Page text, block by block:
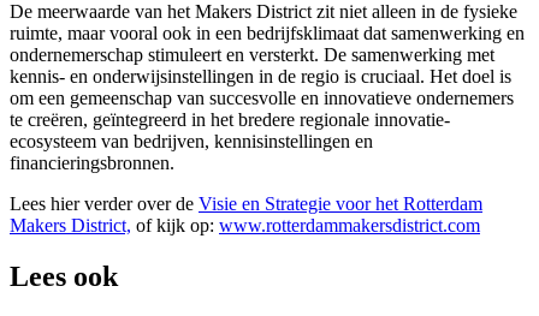
De meerwaarde van het Makers District zit niet alleen in de fysieke
ruimte, maar vooral ook in een bedrijfsklimaat dat samenwerking en
ondernemerschap stimuleert en versterkt. De samenwerking met
kennis- en onderwijsinstellingen in de regio is cruciaal. Het doel is
om een gemeenschap van succesvolle en innovatieve ondernemers
te creëren, geïntegreerd in het bredere regionale innovatie-
ecosysteem van bedrijven, kennisinstellingen en
financieringsbronnen.
Lees hier verder over de Visie en Strategie voor het Rotterdam
Makers District, of kijk op: www.rotterdammakersdistrict.com
Lees ook